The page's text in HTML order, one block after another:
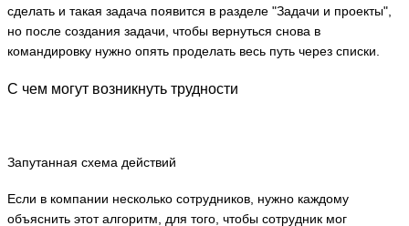
сделать и такая задача появится в разделе "Задачи и проекты",
но после создания задачи, чтобы вернуться снова в
командировку нужно опять проделать весь путь через списки.
С чем могут возникнуть трудности
Запутанная схема действий
Если в компании несколько сотрудников, нужно каждому
объяснить этот алгоритм, для того, чтобы сотрудник мог